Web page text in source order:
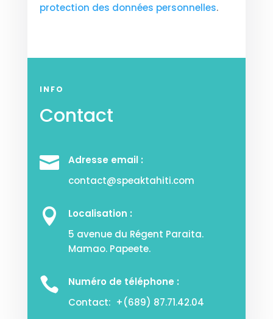
protection des données personnelles.
INFO
Contact

Adresse email :
contact@speaktahiti.com

Localisation :
5 avenue du Régent Paraita.
Mamao. Papeete.

Numéro de téléphone :
Contact: +(689) 87.71.42.04